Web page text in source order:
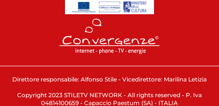
Direttore responsabile: Alfonso Stile - Vicedirettore: Marilina Letizia
Copyright 2023 STILETV NETWORK - All rights reserved - P. Iva
04814100659 - Capaccio Paestum (SA) - ITALIA